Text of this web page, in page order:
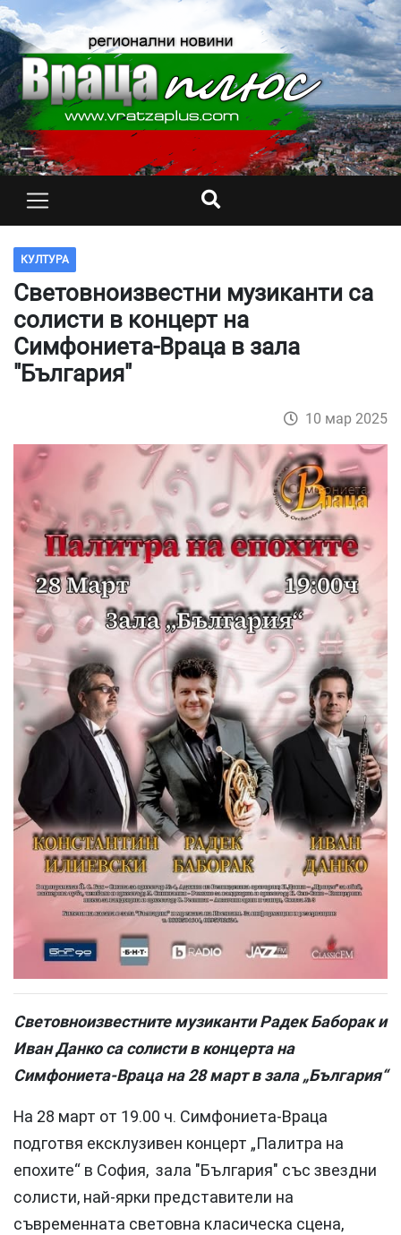
КУЛТУРА
Световноизвестни музиканти са
солисти в концерт на
Симфониета-Враца в зала
"България"
10 мар 2025
Световноизвестните музиканти Радек Баборак и
Иван Данко са солисти в концерта на
Симфониета-Враца на 28 март в зала „България“
На 28 март от 19.00 ч. Симфониета-Враца
подготвя ексклузивен концерт „Палитра на
епохите“ в София, зала "България" със звездни
солисти, най-ярки представители на
съвременната световна класическа сцена,